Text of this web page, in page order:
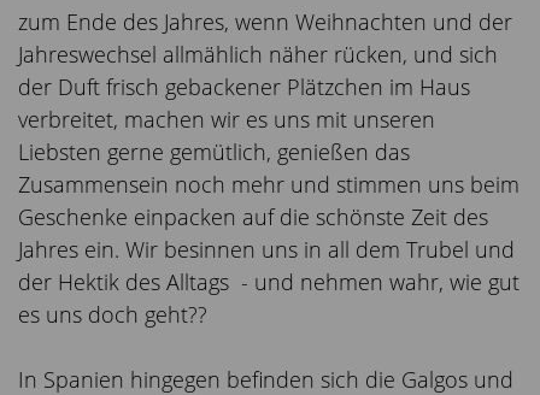
zum Ende des Jahres, wenn Weihnachten und der
Jahreswechsel allmählich näher rücken, und sich
der Duft frisch gebackener Plätzchen im Haus
verbreitet, machen wir es uns mit unseren
Liebsten gerne gemütlich, genießen das
Zusammensein noch mehr und stimmen uns beim
Geschenke einpacken auf die schönste Zeit des
Jahres ein. Wir besinnen uns in all dem Trubel und
der Hektik des Alltags - und nehmen wahr, wie gut
es uns doch geht??
In Spanien hingegen befinden sich die Galgos und